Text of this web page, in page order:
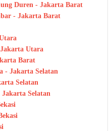
Duren - Jakarta Barat
- Jakarta Barat
Utara
Barat
- Jakarta Selatan
Selatan
Selatan